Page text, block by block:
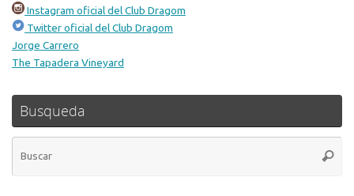
Instagram oficial del Club Dragom
Twitter oficial del Club Dragom
Jorge Carrero
The Tapadera Vineyard
Busqueda